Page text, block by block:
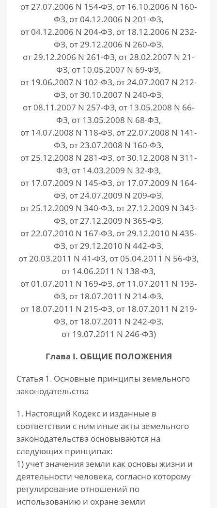
от 27.07.2006 N 154-ФЗ, от 16.10.2006 N 160-
ФЗ, от 04.12.2006 N 201-ФЗ,
от 04.12.2006 N 204-ФЗ, от 18.12.2006 N 232-
ФЗ, от 29.12.2006 N 260-ФЗ,
от 29.12.2006 N 261-ФЗ, от 28.02.2007 N 21-
ФЗ, от 10.05.2007 N 69-ФЗ,
от 19.06.2007 N 102-ФЗ, от 24.07.2007 N 212-
ФЗ, от 30.10.2007 N 240-ФЗ,
от 08.11.2007 N 257-ФЗ, от 13.05.2008 N 66-
ФЗ, от 13.05.2008 N 68-ФЗ,
от 14.07.2008 N 118-ФЗ, от 22.07.2008 N 141-
ФЗ, от 23.07.2008 N 160-ФЗ,
от 25.12.2008 N 281-ФЗ, от 30.12.2008 N 311-
ФЗ, от 14.03.2009 N 32-ФЗ,
от 17.07.2009 N 145-ФЗ, от 17.07.2009 N 164-
ФЗ, от 24.07.2009 N 209-ФЗ,
от 25.12.2009 N 340-ФЗ, от 27.12.2009 N 343-
ФЗ, от 27.12.2009 N 365-ФЗ,
от 22.07.2010 N 167-ФЗ, от 29.12.2010 N 435-
ФЗ, от 29.12.2010 N 442-ФЗ,
от 20.03.2011 N 41-ФЗ, от 05.04.2011 N 56-ФЗ,
от 14.06.2011 N 138-ФЗ,
от 01.07.2011 N 169-ФЗ, от 11.07.2011 N 193-
ФЗ, от 18.07.2011 N 214-ФЗ,
от 18.07.2011 N 215-ФЗ, от 18.07.2011 N 219-
ФЗ, от 18.07.2011 N 242-ФЗ,
от 19.07.2011 N 246-ФЗ)
Глава I. ОБЩИЕ ПОЛОЖЕНИЯ
Статья 1. Основные принципы земельного
законодательства
1. Настоящий Кодекс и изданные в
соответствии с ним иные акты земельного
законодательства основываются на
следующих принципах:
1) учет значения земли как основы жизни и
деятельности человека, согласно которому
регулирование отношений по
использованию и охране земли